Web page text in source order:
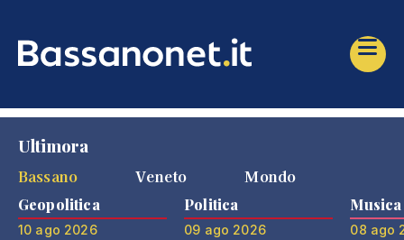
Ultimora
Bassano
Veneto Mondo
Geopolitica
10 ago 2026
Politica
09 ago 2026
Musica
08 ago